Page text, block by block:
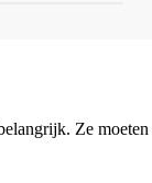
Ze moeten